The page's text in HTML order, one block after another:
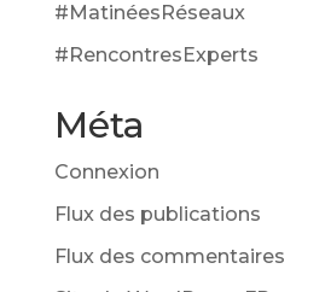
#MatinéesRéseaux
#RencontresExperts
Méta
Connexion
Flux des publications
Flux des commentaires